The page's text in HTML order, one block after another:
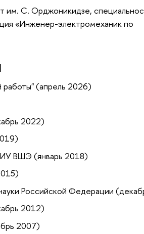
им. С. Орджоникидзе,
«Инженер-электромеханик по
(апрель 2026)
2022)
ВШЭ (январь 2018)
Российской Федерации
2012)
2007)